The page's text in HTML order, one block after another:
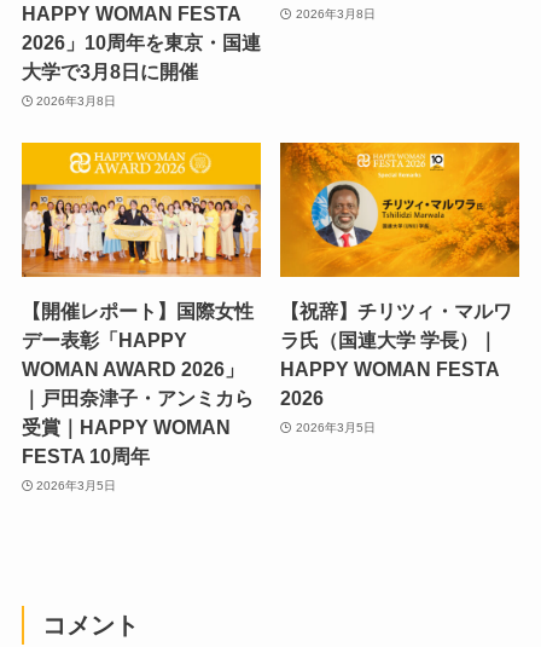
HAPPY WOMAN FESTA
2026」10周年を東京・国連
大学で3月8日に開催
2026年3月8日
2026年3月8日
【開催レポート】国際女性
デー表彰「HAPPY
WOMAN AWARD 2026」
｜戸田奈津子・アンミカら
受賞｜HAPPY WOMAN
FESTA 10周年
2026年3月5日
【祝辞】チリツィ・マルワ
ラ氏（国連大学 学長）｜
HAPPY WOMAN FESTA
2026
2026年3月5日
コメント